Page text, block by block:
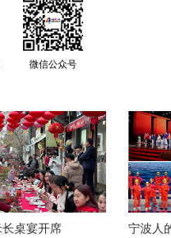
微信公众号
桌宴开席
宁波人